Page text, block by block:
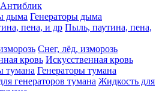
Антиблик
Генераторы дыма
Пыль, паутина, пена,
Снег, лёд, изморозь
Искусственная кровь
Генераторы тумана
Жидкость для